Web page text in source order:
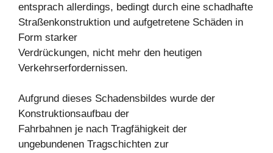
entsprach allerdings, bedingt durch eine schadhafte
Straßenkonstruktion und aufgetretene Schäden in
Form starker
Verdrückungen, nicht mehr den heutigen
Verkehrserfordernissen.
Aufgrund dieses Schadensbildes wurde der
Konstruktionsaufbau der
Fahrbahnen je nach Tragfähigkeit der
ungebundenen Tragschichten zur